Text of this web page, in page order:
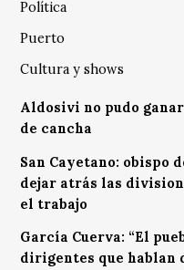
Política
Puerto
Cultura y shows
Aldosivi no pudo
de cancha
San Cayetano: obispo
dejar atrás las
el trabajo
García Cuerva: “El
dirigentes que hablan